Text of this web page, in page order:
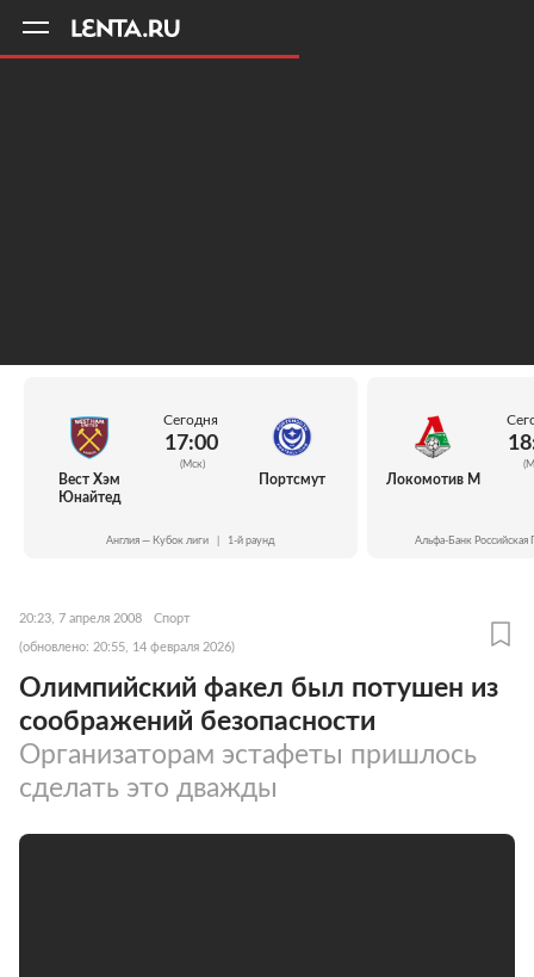
Вест Хэм
Юнайтед
Сегодня
17:00
(Мск)
Портсмут
Англия — Кубок лиги 1-й раунд
Локомотив М
Альфа-Банк Российская
20:23, 7 апреля 2008 Спорт
(обновлено: 20:55, 14 февраля 2026)
Олимпийский факел был потушен из
соображений безопасности
Организаторам эстафеты пришлось
сделать это дважды